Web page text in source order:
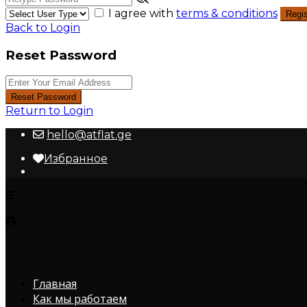
I agree with terms & conditions
Back to Login
Reset Password
Reset Password
Return to Login
hello@atflat.ge
Избранное
Главная
Как мы работаем